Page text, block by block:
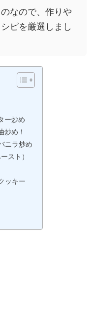
なので、作りや
ピを厳選しまし
ー炒め
炒め！
ニラ炒め
スト）
ッキー